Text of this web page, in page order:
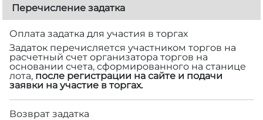
Перечисление задатка
Оплата задатка для участия в торгах
Задаток перечисляется участником торгов на
расчетный счет организатора торгов на
основании счета, сформированного на станице
лота, после регистрации на сайте и подачи
заявки на участие в торгах.
Возврат задатка